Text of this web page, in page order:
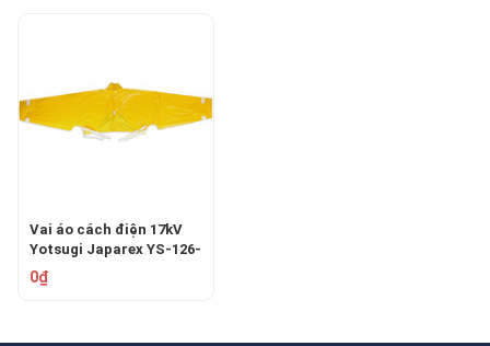
Vai áo cách điện 17kV
Yotsugi Japarex YS-126-
01
0₫